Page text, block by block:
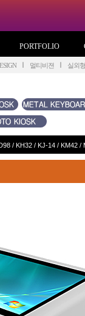
PORTFOLIO
멀티비젼 실외
/ KH32 / KJ-14 / KM42 /